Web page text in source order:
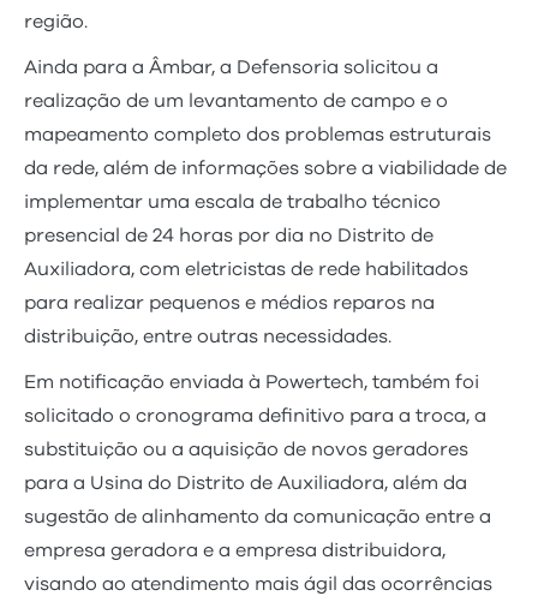
região.
Ainda para a Âmbar, a Defensoria solicitou a
realização de um levantamento de campo e o
mapeamento completo dos problemas estruturais
da rede, além de informações sobre a viabilidade de
implementar uma escala de trabalho técnico
presencial de 24 horas por dia no Distrito de
Auxiliadora, com eletricistas de rede habilitados
para realizar pequenos e médios reparos na
distribuição, entre outras necessidades.
Em notificação enviada à Powertech, também foi
solicitado o cronograma definitivo para a troca, a
substituição ou a aquisição de novos geradores
para a Usina do Distrito de Auxiliadora, além da
sugestão de alinhamento da comunicação entre a
empresa geradora e a empresa distribuidora,
visando ao atendimento mais ágil das ocorrências